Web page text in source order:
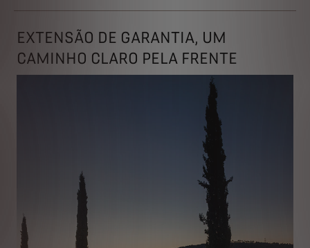
EXTENSÃO DE GARANTIA, UM
CAMINHO CLARO PELA FRENTE